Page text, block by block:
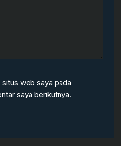
situs web saya pada
saya berikutnya.